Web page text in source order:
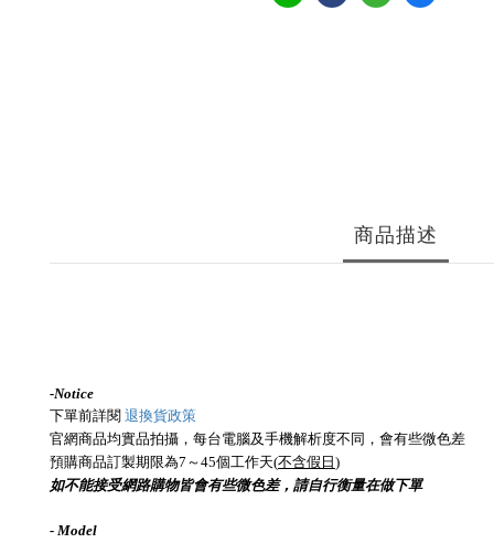
商品描述
-Notice
下單前詳閱 退換貨政策
官網商品均實品拍攝，每台電腦及手機解析度不同，會有些微色差
預購商品訂製期限為7～45個工作天(不含假日 )
如不能接受網路購物皆會有些微色差，請自行衡量在做下單
- Model